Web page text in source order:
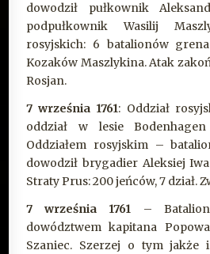
dowodził pułkownik
podpułkownik Wasilij
rosyjskich: 6 batalionów
Kozaków Maszlykina. Atak
Rosjan.
7 września 1761: Oddział
oddział w lesie
Oddziałem rosyjskim –
dowodził brygadier Aleksiej
Straty Prus: 200 jeńców, 7 dział.
7 września 1761 –
dowództwem kapitana
Szaniec. Szerzej o tym jakże